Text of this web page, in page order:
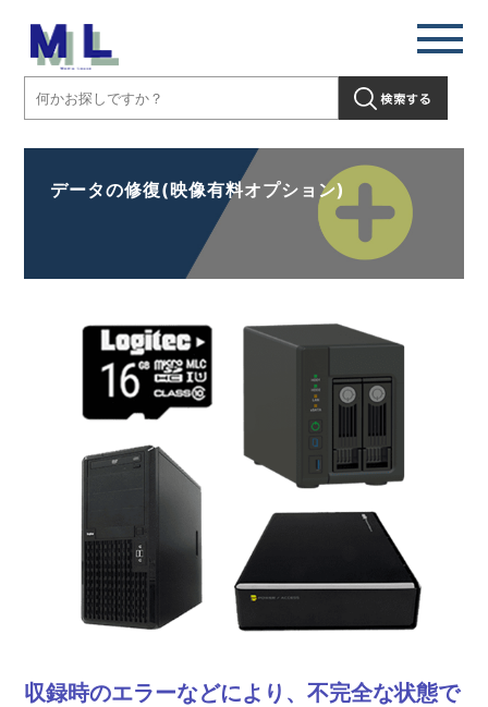
データの修復(映像有料オプション)
収録時のエラーなどにより、不完全な状態で